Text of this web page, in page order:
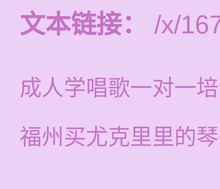
文本链接：
/x/
成人学唱歌一对一
福州买尤克里里的